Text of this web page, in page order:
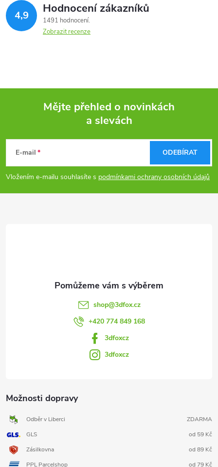
4,9 Hodnocení zákazníků
1491 hodnocení
Zobrazit recenze
p
a
Mějte přehled o novinkách
a slevách
E-mail
Vložením e-mailu souhlasíte s podmínkami ochrany osobních údajů
ODEBÍRAT
Možnosti dopravy
Odběr v Liberci
ZDARMA
GLS
od 59 Kč
Zásilkovna
od 89 Kč
PPL Parcelshop
od 79 Kč
shop@3dfox.cz
+420 774 849 168
3dfoxcz
3dfoxcz